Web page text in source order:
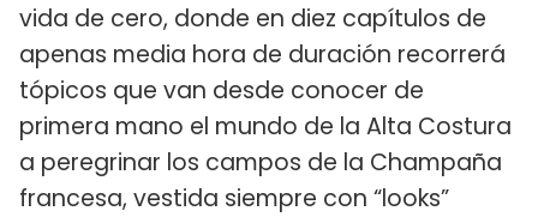
vida de cero, donde en diez capítulos de
apenas media hora de duración recorrerá
tópicos que van desde conocer de
primera mano el mundo de la Alta Costura
a peregrinar los campos de la Champaña
francesa, vestida siempre con “looks”